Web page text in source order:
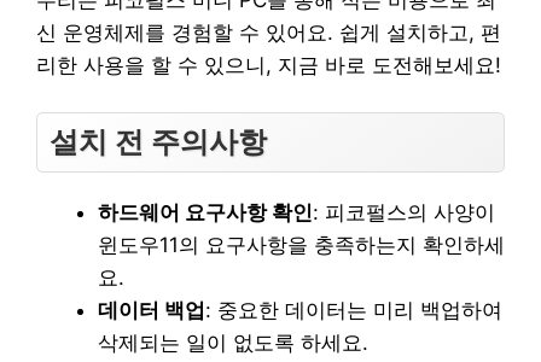
신 운영체제를 경험할 수 있어요. 쉽게 설치하고, 편
리한 사용을 할 수 있으니, 지금 바로 도전해보세요!
설치 전 주의사항
하드웨어 요구사항 확인: 피코펄스의 사양이
윈도우11의 요구사항을 충족하는지 확인하세
요.
데이터 백업 : 중요한 데이터는 미리 백업하여
삭제되는 일이 없도록 하세요.